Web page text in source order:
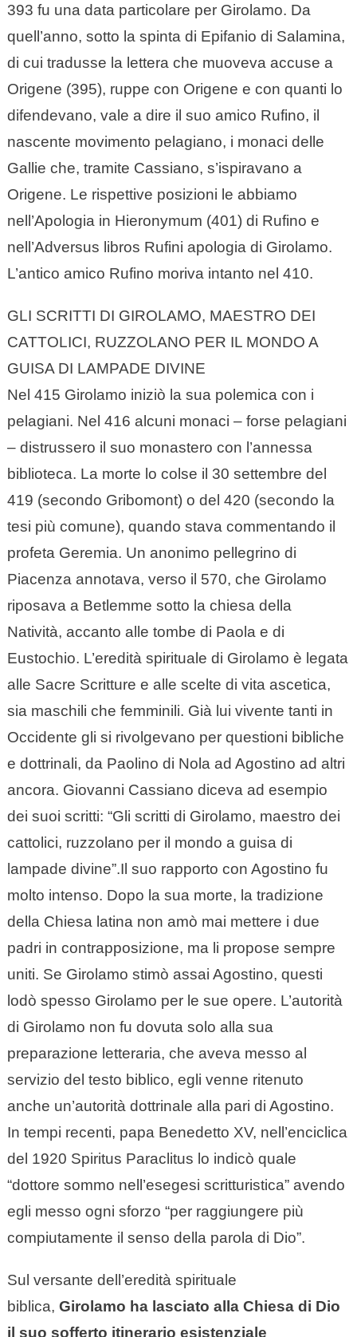
393 fu una data particolare per Girolamo. Da
quell’anno, sotto la spinta di Epifanio di Salamina,
di cui tradusse la lettera che muoveva accuse a
Origene (395), ruppe con Origene e con quanti lo
difendevano, vale a dire il suo amico Rufino, il
nascente movimento pelagiano, i monaci delle
Gallie che, tramite Cassiano, s’ispiravano a
Origene. Le rispettive posizioni le abbiamo
nell’Apologia in Hieronymum (401) di Rufino e
nell’Adversus libros Rufini apologia di Girolamo.
L’antico amico Rufino moriva intanto nel 410.
GLI SCRITTI DI GIROLAMO, MAESTRO DEI
CATTOLICI, RUZZOLANO PER IL MONDO A
GUISA DI LAMPADE DIVINE
Nel 415 Girolamo iniziò la sua polemica con i
pelagiani. Nel 416 alcuni monaci – forse pelagiani
– distrussero il suo monastero con l’annessa
biblioteca. La morte lo colse il 30 settembre del
419 (secondo Gribomont) o del 420 (secondo la
tesi più comune), quando stava commentando il
profeta Geremia. Un anonimo pellegrino di
Piacenza annotava, verso il 570, che Girolamo
riposava a Betlemme sotto la chiesa della
Natività, accanto alle tombe di Paola e di
Eustochio. L’eredità spirituale di Girolamo è legata
alle Sacre Scritture e alle scelte di vita ascetica,
sia maschili che femminili. Già lui vivente tanti in
Occidente gli si rivolgevano per questioni bibliche
e dottrinali, da Paolino di Nola ad Agostino ad altri
ancora. Giovanni Cassiano diceva ad esempio
dei suoi scritti: “Gli scritti di Girolamo, maestro dei
cattolici, ruzzolano per il mondo a guisa di
lampade divine”.Il suo rapporto con Agostino fu
molto intenso. Dopo la sua morte, la tradizione
della Chiesa latina non amò mai mettere i due
padri in contrapposizione, ma li propose sempre
uniti. Se Girolamo stimò assai Agostino, questi
lodò spesso Girolamo per le sue opere. L’autorità
di Girolamo non fu dovuta solo alla sua
preparazione letteraria, che aveva messo al
servizio del testo biblico, egli venne ritenuto
anche un’autorità dottrinale alla pari di Agostino.
In tempi recenti, papa Benedetto XV, nell’enciclica
del 1920 Spiritus Paraclitus lo indicò quale
“dottore sommo nell’esegesi scritturistica” avendo
egli messo ogni sforzo “per raggiungere più
compiutamente il senso della parola di Dio”.
Sul versante dell’eredità spirituale
biblica, Girolamo ha lasciato alla Chiesa di Dio
il suo sofferto itinerario esistenziale